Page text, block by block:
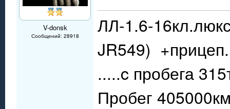
V-donsk
Сообщений: 28918
ЛЛ-1.6-
JR549) +прицеп.
.....c пробега
Пробег